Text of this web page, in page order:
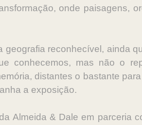
onde paisagens,
reconhecível, ainda
conhecemos, mas não o
distantes o bastante
a exposição.
Almeida & Dale em parceria